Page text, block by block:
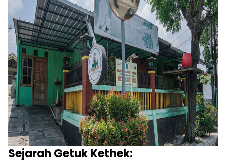
Sejarah Getuk Kethek: